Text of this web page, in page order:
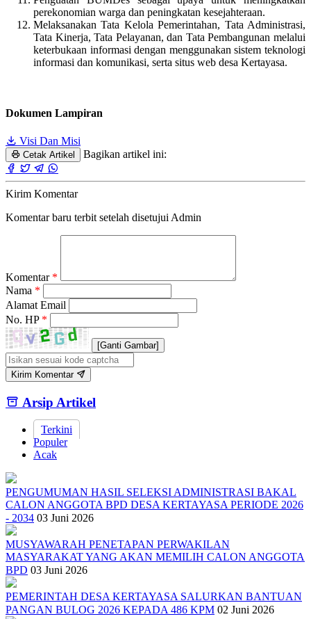
perekonomian warga dan peningkatan kesejahteraan.
Melaksanakan Tata Kelola Pemerintahan, Tata Administrasi,
Tata Kinerja, Tata Pelayanan, dan Tata Pembangunan melalui
keterbukaan informasi dengan menggunakan sistem teknologi
informasi dan komunikasi, serta situs web desa Kertayasa.
Dokumen Lampiran
Visi Dan Misi
Cetak Artikel Bagikan artikel ini:
Kirim Komentar
Komentar baru terbit setelah disetujui Admin
Komentar *
Nama *
Alamat Email
No. HP *
[Ganti Gambar]
Kirim Komentar
Arsip Artikel
Terkini
Populer
Acak
PENGUMUMAN HASIL SELEKSI ADMINISTRASI BAKAL
CALON ANGGOTA BPD DESA KERTAYASA PERIODE 2026
- 2034 03 Juni 2026
MUSYAWARAH PENETAPAN PERWAKILAN
MASYARAKAT YANG AKAN MEMILIH CALON ANGGOTA
BPD 03 Juni 2026
PEMERINTAH DESA KERTAYASA SALURKAN BANTUAN
PANGAN BULOG 2026 KEPADA 486 KPM 02 Juni 2026